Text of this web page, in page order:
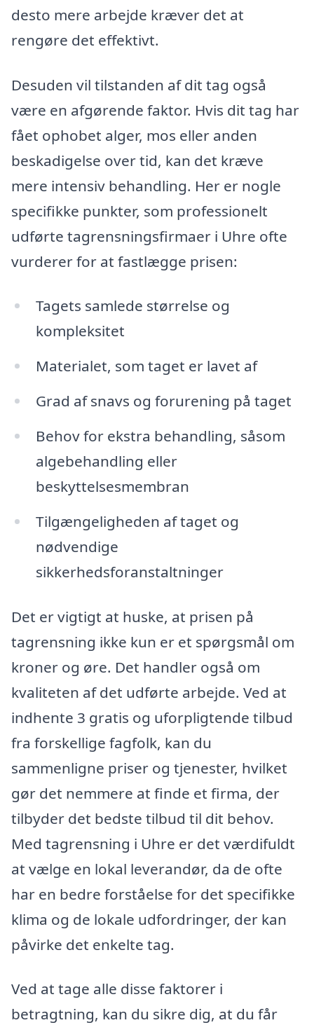
desto mere arbejde kræver det at
rengøre det effektivt.
Desuden vil tilstanden af dit tag også
være en afgørende faktor. Hvis dit tag har
fået ophobet alger, mos eller anden
beskadigelse over tid, kan det kræve
mere intensiv behandling. Her er nogle
specifikke punkter, som professionelt
udførte tagrensningsfirmaer i Uhre ofte
vurderer for at fastlægge prisen:
Tagets samlede størrelse og
kompleksitet
Materialet, som taget er lavet af
Grad af snavs og forurening på taget
Behov for ekstra behandling, såsom
algebehandling eller
beskyttelsesmembran
Tilgængeligheden af taget og
nødvendige
sikkerhedsforanstaltninger
Det er vigtigt at huske, at prisen på
tagrensning ikke kun er et spørgsmål om
kroner og øre. Det handler også om
kvaliteten af det udførte arbejde. Ved at
indhente 3 gratis og uforpligtende tilbud
fra forskellige fagfolk, kan du
sammenligne priser og tjenester, hvilket
gør det nemmere at finde et firma, der
tilbyder det bedste tilbud til dit behov.
Med tagrensning i Uhre er det værdifuldt
at vælge en lokal leverandør, da de ofte
har en bedre forståelse for det specifikke
klima og de lokale udfordringer, der kan
påvirke det enkelte tag.
Ved at tage alle disse faktorer i
betragtning, kan du sikre dig, at du får